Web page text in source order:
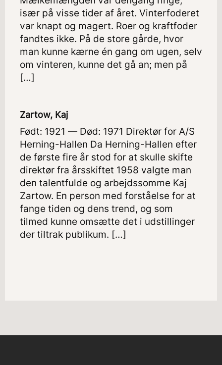
især på visse tider af året. Vinterfoderet
var knapt og magert. Roer og kraftfoder
fandtes ikke. På de store gårde, hvor
man kunne kærne én gang om ugen, selv
om vinteren, kunne det gå an; men på
[…]
Zartow, Kaj
Født: 1921 — Død: 1971 Direktør for A/S
Herning-Hallen Da Herning-Hallen efter
de første fire år stod for at skulle skifte
direktør fra årsskiftet 1958 valgte man
den talentfulde og arbejdssomme Kaj
Zartow. En person med forståelse for at
fange tiden og dens trend, og som
tilmed kunne omsætte det i udstillinger
der tiltrak publikum. […]